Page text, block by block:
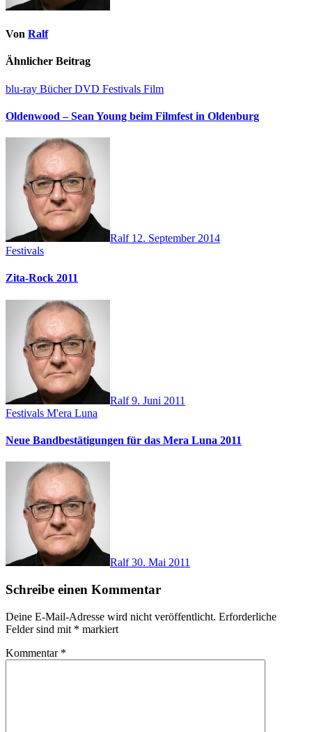
Von Ralf
Ähnlicher Beitrag
blu-ray BücherDVD Festivals Film
Oldenwood – Sean Young beim Filmfest in Oldenburg
Ralf 12. September 2014
Festivals
Zita-Rock 2011
Ralf9. Juni 2011
Festivals M'era Luna
Neue Bandbestätigungen für das Mera Luna 2011
Ralf30. Mai 2011
Schreibe einen Kommentar
Deine E-Mail-Adresse wird nicht veröffentlicht. Erforderliche
Felder sind mit * markiert
Kommentar *